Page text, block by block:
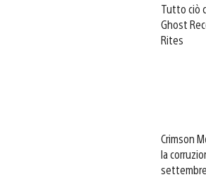
Tutto ciò
Ghost
Rites
Crimson
la
settembre